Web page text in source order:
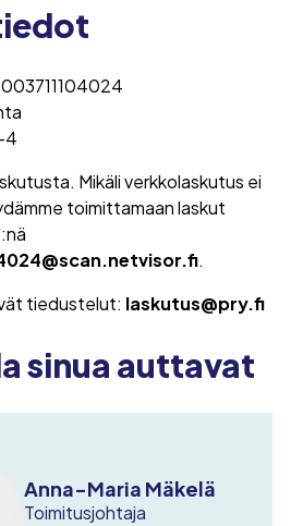
4
Mikäli verkkolaskutus ei
toimittamaan laskut
.
tiedustelut: laskutus@pry.fi
sinua auttavat
Anna-Maria Mäkelä
Toimitusjohtaja